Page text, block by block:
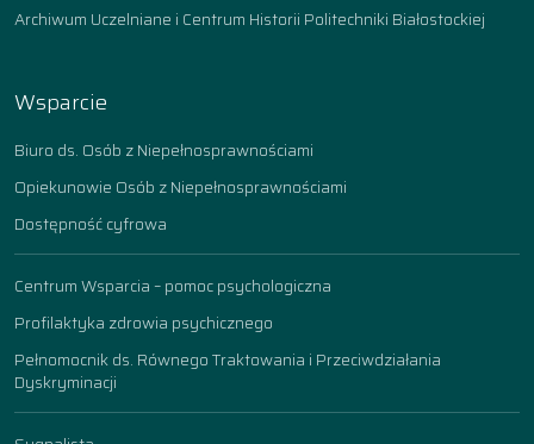
Archiwum Uczelniane i Centrum Historii Politechniki Białostockiej
Wsparcie
Biuro ds. Osób z Niepełnosprawnościami
Opiekunowie Osób z Niepełnosprawnościami
Dostępność cyfrowa
Centrum Wsparcia – pomoc psychologiczna
Profilaktyka zdrowia psychicznego
Pełnomocnik ds. Równego Traktowania i Przeciwdziałania
Dyskryminacji